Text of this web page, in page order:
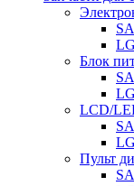
LG
Блок
LG
LCD/
LG
Пульт